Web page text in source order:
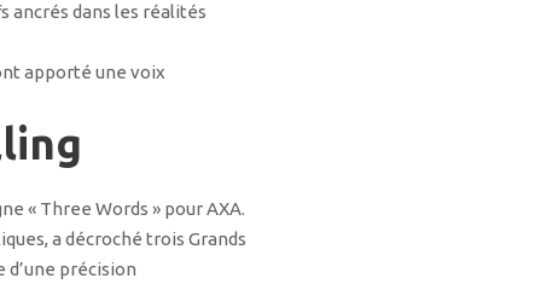
ancrés dans les réalités
apporté une voix
« Three Words » pour AXA.
a décroché trois Grands
précision